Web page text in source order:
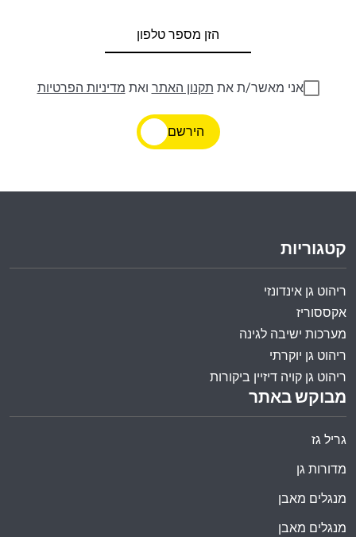
אני מאשר/ת את תקנון האתר ואת מדיניות הפרטיות
הירשם
מבוקש באתר
גריל גז
מדורות גן
מנגלים מאבן
מנגלים מאבן
קטגוריות
ריהוט גן אינדונזי
אקססוריז
מערכות ישיבה לגינה
ריהוט גן יוקרתי
ריהוט גן קויה דיזיין ביקורות